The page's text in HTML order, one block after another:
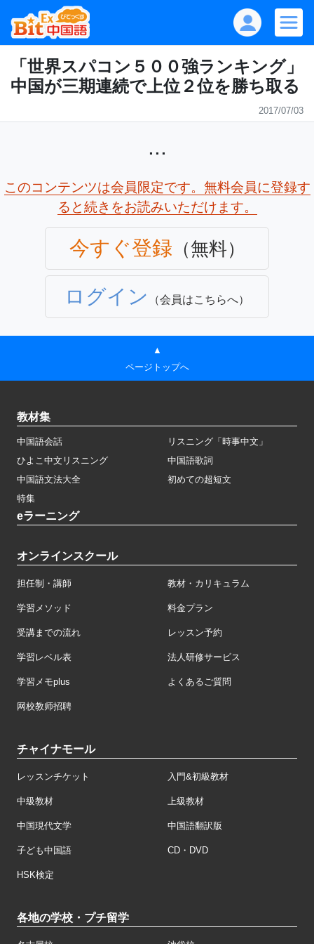
「世界スパコン５００強ランキング」
中国が三期連続で上位２位を勝ち取る
2017/07/03
...
このコンテンツは会員限定です。無料会員に登録す
ると続きをお読みいただけます。
今すぐ登録 （無料）
ログイン （会員はこちらへ）
▲
ページトップへ
教材集
中国語会話
リスニング「時事中文」
ひよこ中文リスニング
中国語歌詞
中国語文法大全
初めての超短文
特集
eラーニング
オンラインスクール
担任制・講師 教材・カリキュラム
学習メソッド 料金プラン
受講までの流れ レッスン予約
学習レベル表 法人研修サービス
学習メモplus よくあるご質問
网校教师招聘
チャイナモール
レッスンチケット 入門&初級教材
中級教材 上級教材
中国現代文学 中国語翻訳版
子ども中国語 CD・DVD
HSK検定
各地の学校・プチ留学